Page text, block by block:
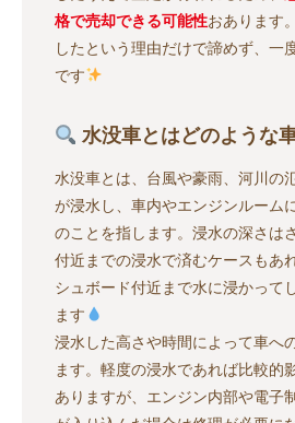
格で売却できる可能性おあります
したという理由だけで諦めず、一
です
水没車とはどのような
水没車とは、台風や豪雨、河川の
が浸水し、車内やエンジンルーム
のことを指します。浸水の深さは
付近までの浸水で済むケースもあ
シュボード付近まで水に浸かって
ます
浸水した高さや時間によって車へ
ます。軽度の浸水であれば比較的
ありますが、エンジン内部や電子